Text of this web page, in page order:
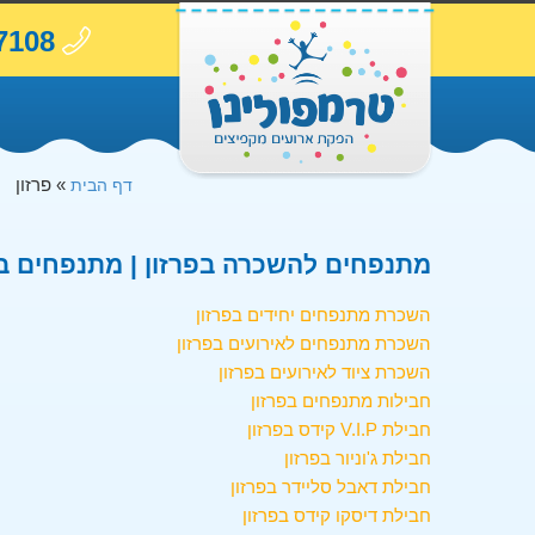
דף הבית » פרזון
מתנפחים להשכרה בפרזון | מתנפחים
השכרת מתנפחים יחידים בפרזון
השכרת מתנפחים לאירועים בפרזון
השכרת ציוד לאירועים בפרזון
חבילות מתנפחים בפרזון
חבילת V.I.P קידס בפרזון
חבילת ג'וניור בפרזון
חבילת דאבל סליידר בפרזון
חבילת דיסקו קידס בפרזון